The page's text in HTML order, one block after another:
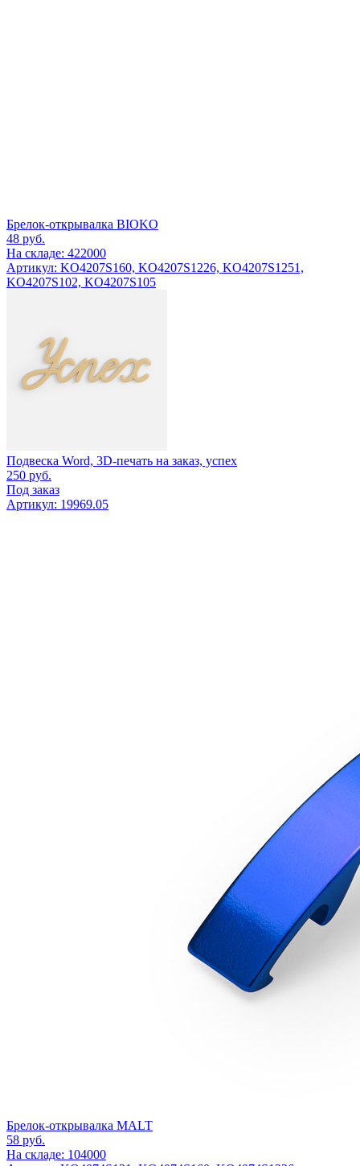
Брелок-открывалка BIOKO
48 руб.
На складе: 422000
Артикул: KO4207S160, KO4207S1226, KO4207S1251,
KO4207S102, KO4207S105
Подвеска Word, 3D-печать на заказ, успех
250 руб.
Под заказ
Артикул: 19969.05
Брелок-открывалка MALT
58 руб.
На складе: 104000